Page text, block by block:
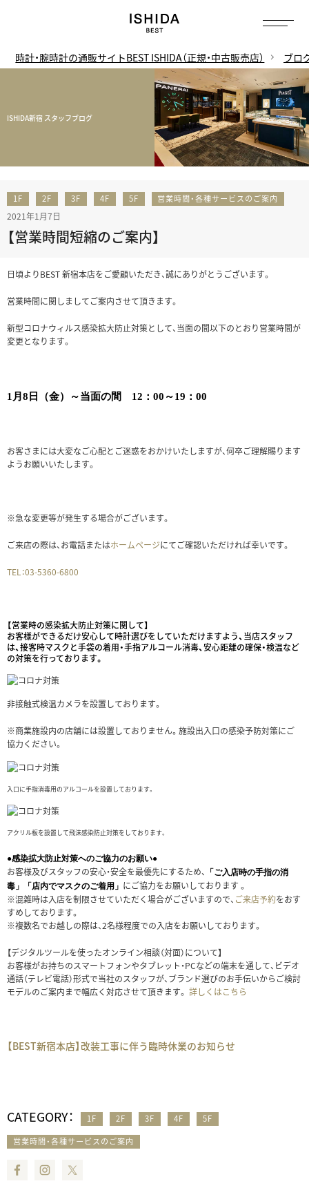
時計・腕時計の通販サイトBEST ISHIDA（正規・中古販売店） ブロ
ISHIDA新宿 スタッフブログ
1F 2F 3F 4F 5F 営業時間・各種サービスのご案内
2021年1月7日
【営業時間短縮のご案内】
日頃よりBEST 新宿本店をご愛顧いただき、誠にありがとうございます。
営業時間に関しましてご案内させて頂きます。
新型コロナウィルス感染拡大防止対策として、当面の間以下のとおり営業時間が
変更となります。
1月8日（金）～当面の間 12：00～19：00
お客さまには大変なご心配とご迷惑をおかけいたしますが、何卒ご理解賜ります
ようお願いいたします。
※急な変更等が発生する場合がございます。
ご来店の際は、お電話またはホームページにてご確認いただければ幸いです。
TEL：03-5360-6800
【営業時の感染拡大防止対策に関して】
お客様ができるだけ安心して時計選びをしていただけますよう、当店スタッフ
は、接客時マスクと手袋の着用・手指アルコール消毒、安心距離の確保・検温など
の対策を行っております。
非接触式検温カメラを設置しております。
※商業施設内の店舗には設置しておりません。施設出入口の感染予防対策にご
協力ください。
入口に手指消毒用のアルコールを設置しております。
アクリル板を設置して飛沫感染防止対策をしております。
●感染拡大防止対策へのご協力のお願い●
お客様及びスタッフの安心・安全を最優先にするため、
「ご入店時の手指の消
毒」「店内でマスクのご着用」 にご協力をお願いしております 。
※混雑時は入店を制限させていただく場合がございますので、 ご来店予約をおす
すめしております。
※複数名でお越しの際は、2名様程度での入店をお願いしております。
【デジタルツールを使ったオンライン相談（対面）について】
お客様がお持ちのスマートフォンやタブレット・PCなどの端末を通して、ビデオ
通話（テレビ電話）形式で当社のスタッフが、ブランド選びのお手伝いからご検討
モデルのご案内まで幅広く対応させて頂きます。 詳しくはこちら
【BEST新宿本店】改装工事に伴う臨時休業のお知らせ
CATEGORY： 1F 2F 3F 4F
5F
営業時間・各種サービスのご案内
FacebookInstagram